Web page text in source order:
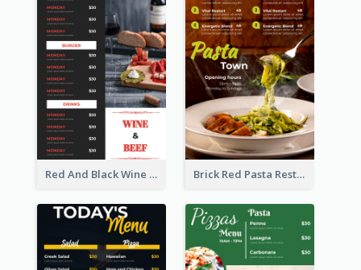
Red And Black Wine Restaurant Menu Brick Red Pasta Restaurant Menu Design